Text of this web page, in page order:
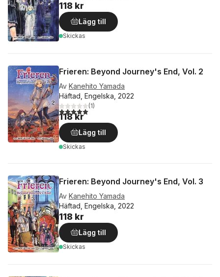
118 kr
Lägg till
Skickas
Frieren: Beyond Journey's End, Vol. 2
Av Kanehito Yamada
Häftad, Engelska, 2022
5,0utav 5 stjärnor. Totalt antal röster:
(1)
118 kr
Lägg till
Skickas
Frieren: Beyond Journey's End, Vol. 3
Av Kanehito Yamada
Häftad, Engelska, 2022
118 kr
Lägg till
Skickas